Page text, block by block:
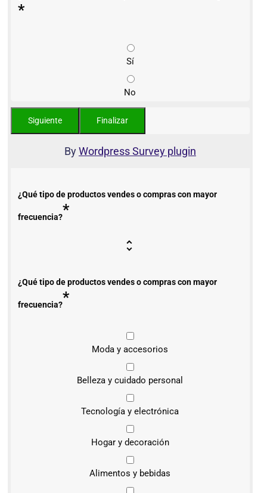
*
Sí
No
ByWordpress Survey plugin
¿Qué tipo de productos vendes o compras con mayor
frecuencia?*
¿Qué tipo de productos vendes o compras con mayor
frecuencia?*
Moda y accesorios
Belleza y cuidado personal
Tecnología y electrónica
Hogar y decoración
Alimentos y bebidas